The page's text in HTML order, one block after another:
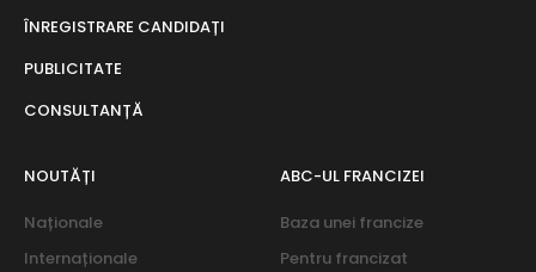
ÎNREGISTRARE CANDIDAȚI
PUBLICITATE
CONSULTANȚĂ
NOUTĂȚI
Naționale
Internaționale
ABC-UL FRANCIZEI
Baza unei francize
Pentru francizat